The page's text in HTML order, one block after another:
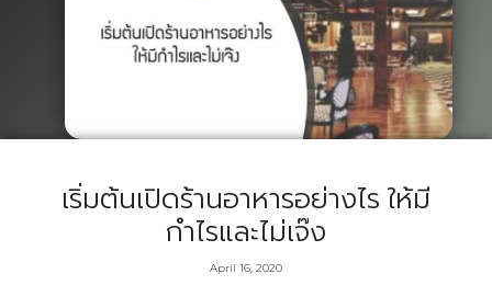
เริ่มต้นเปิดร้านอาหารอย่างไร ให้มี
กำไรและไม่เจ๊ง
April 16, 2020